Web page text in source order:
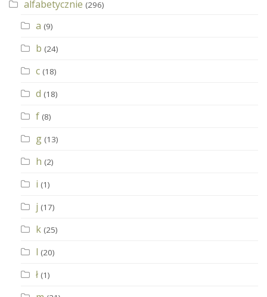
alfabetycznie (296)
a (9)
b (24)
c (18)
d (18)
f (8)
g (13)
h (2)
i (1)
j (17)
k (25)
l (20)
ł (1)